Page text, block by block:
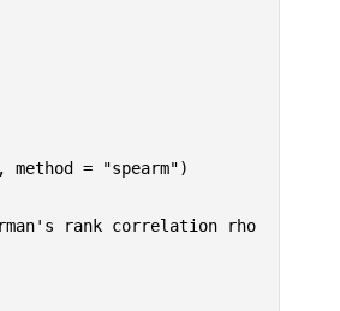
= "spearm")
rank correlation rho